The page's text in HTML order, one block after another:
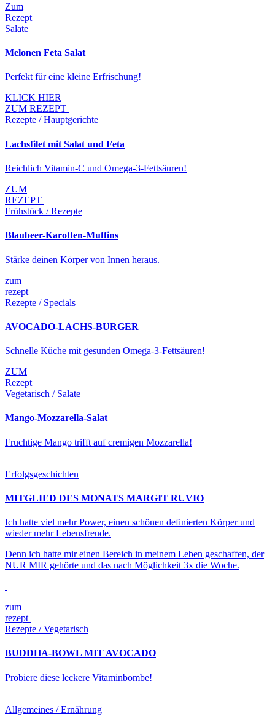
Zum
Rezept
Salate
Melonen Feta Salat
Perfekt für eine kleine Erfrischung!
KLICK HIER
ZUM REZEPT
Rezepte / Hauptgerichte
Lachsfilet mit Salat und Feta
Reichlich Vitamin-C und Omega-3-Fettsäuren!
ZUM
REZEPT
Frühstück / Rezepte
Blaubeer-Karotten-Muffins
Stärke deinen Körper von Innen heraus.
zum
rezept
Rezepte / Specials
AVOCADO-LACHS-BURGER
Schnelle Küche mit gesunden Omega-3-Fettsäuren!
ZUM
Rezept
Vegetarisch / Salate
Mango-Mozzarella-Salat
Fruchtige Mango trifft auf cremigen Mozzarella!
Erfolgsgeschichten
MITGLIED DES MONATS MARGIT RUVIO
Ich hatte viel mehr Power, einen schönen definierten Körper und
wieder mehr Lebensfreude.
Denn ich hatte mir einen Bereich in meinem Leben geschaffen, der
NUR MIR gehörte und das nach Möglichkeit 3x die Woche.
zum
rezept
Rezepte / Vegetarisch
BUDDHA-BOWL MIT AVOCADO
Probiere diese leckere Vitaminbombe!
Allgemeines / Ernährung